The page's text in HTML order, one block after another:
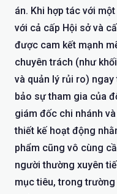
án. Khi hợp tác với
với cả cấp Hội sở và
được cam kết mạnh
chuyên trách (như
và quản lý rủi ro)
bảo sự tham gia của
giám đốc chi nhánh
thiết kế hoạt động
phẩm cũng vô cùng
người thường xuyên
mục tiêu, trong